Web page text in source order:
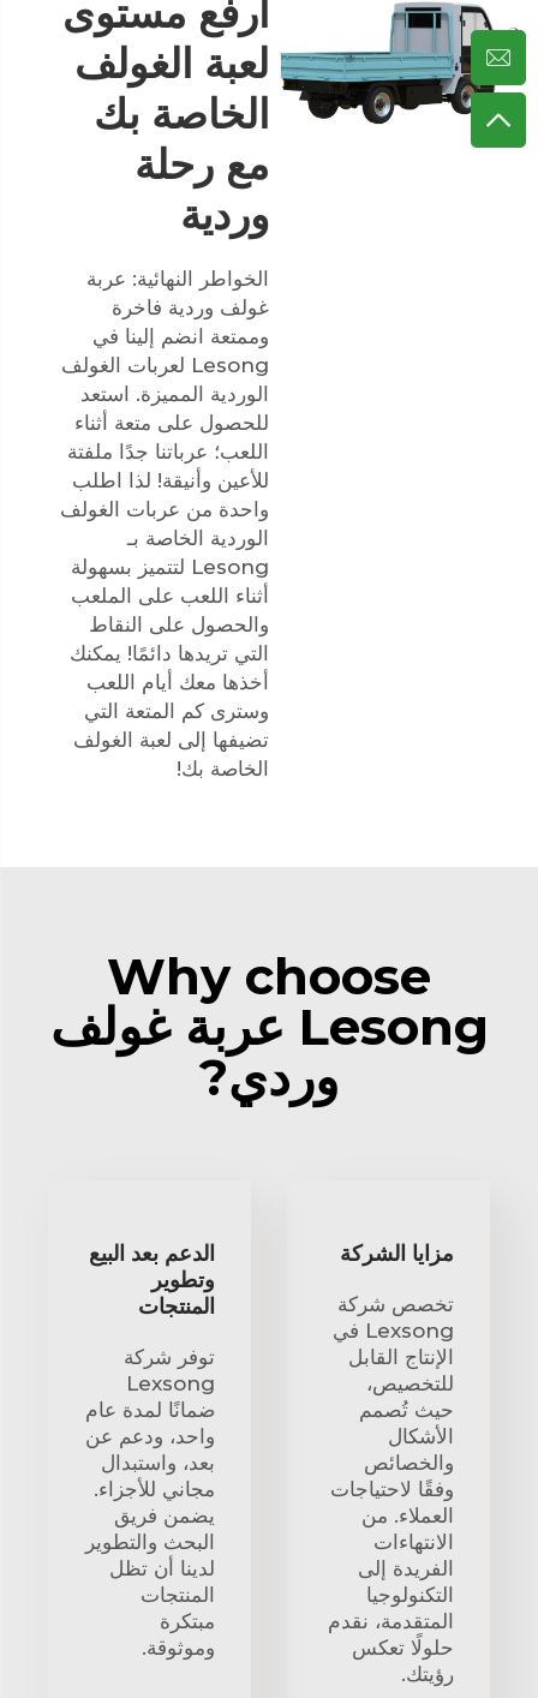
ارفع مستوى
لعبة الغولف
الخاصة بك
مع رحلة
وردية
الخواطر النهائية: عربة
غولف وردية فاخرة
وممتعة انضم إلينا في
Lesong لعربات الغولف
الوردية المميزة. استعد
للحصول على متعة أثناء
اللعب؛ عرباتنا جدًا ملفتة
للأعين وأنيقة! لذا اطلب
واحدة من عربات الغولف
الوردية الخاصة بـ
Lesong لتتميز بسهولة
أثناء اللعب على الملعب
والحصول على النقاط
التي تريدها دائمًا! يمكنك
أخذها معك أيام اللعب
وسترى كم المتعة التي
تضيفها إلى لعبة الغولف
الخاصة بك!
Why choose
Lesong عربة غولف
وردي?
مزايا الشركة
تخصص شركة
Lexsong في
الإنتاج القابل
للتخصيص،
حيث تُصمم
الأشكال
والخصائص
وفقًا لاحتياجات
العملاء. من
الانتهاءات
الفريدة إلى
التكنولوجيا
المتقدمة، نقدم
حلولًا تعكس
رؤيتك.
الدعم بعد البيع
وتطوير
المنتجات
توفر شركة
Lexsong
ضمانًا لمدة عام
واحد، ودعم عن
بعد، واستبدال
مجاني للأجزاء.
يضمن فريق
البحث والتطوير
لدينا أن تظل
المنتجات
مبتكرة
وموثوقة.